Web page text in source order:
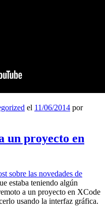
el 11/06/2014 por
un proyecto en
sobre las novedades de
estaba teniendo algún
a un proyecto en XCode
usando la interfaz gráfica.